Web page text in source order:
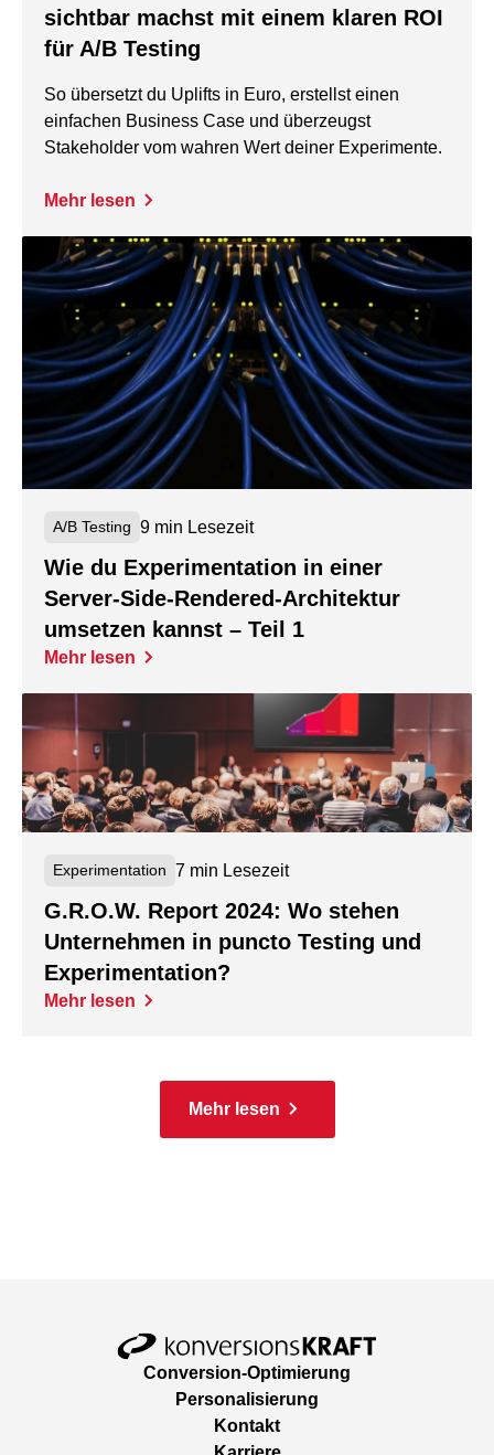
sichtbar machst mit einem klaren ROI
für A/B Testing
So übersetzt du Uplifts in Euro, erstellst einen
einfachen Business Case und überzeugst
Stakeholder vom wahren Wert deiner Experimente.
Mehr lesen
A/B Testing 9 min Lesezeit
Wie du Experimentation in einer
Server-Side-Rendered-Architektur
umsetzen kannst – Teil 1
Mehr lesen
Experimentation 7 min Lesezeit
G.R.O.W. Report 2024: Wo stehen
Unternehmen in puncto Testing und
Experimentation?
Mehr lesen
Mehr lesen
Conversion-Optimierung
Personalisierung
Kontakt